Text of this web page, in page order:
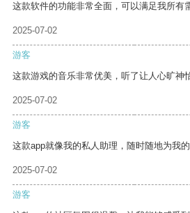
这款软件的功能非常全面，可以满足我所有
2025-07-02
游客
这款游戏的音乐非常优美，听了让人心旷神
2025-07-02
游客
这款app就像我的私人助理，随时随地为我的
2025-07-02
游客